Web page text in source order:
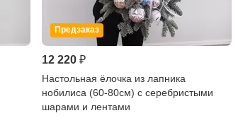
Предзаказ
12 220 ₽
Настольная ёлочка из лапника
нобилиса (60-80см) с серебристыми
шарами и лентами